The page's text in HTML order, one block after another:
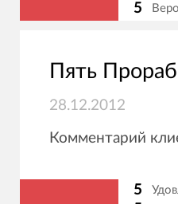
5
Пять
28.12.2012
Комментарий
5